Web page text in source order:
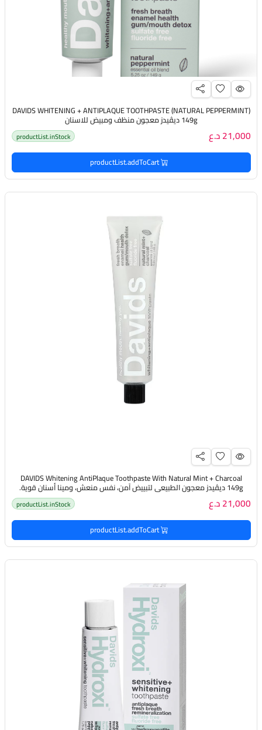
DAVIDS WHITENING + ANTIPLAQUE TOOTHPASTE (NATURAL PEPPERMINT)
149g ديڤيدز معجون منظف ومبيض للاسنان
21,000 د.ع productList.inStock
productList.addToCart
DAVIDS Whitening AntiPlaque Toothpaste With Natural Mint + Charcoal
149g ديڤيدز معجون الطبيعي لتبييض آمن، نفس منعش، ومينا أسنان قوية.
21,000 د.ع productList.inStock
productList.addToCart